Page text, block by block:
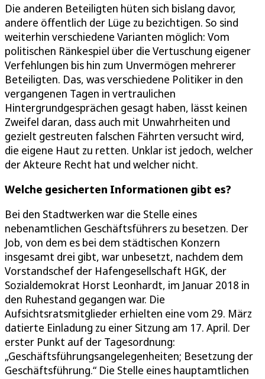
Die anderen Beteiligten hüten sich bislang davor,
andere öffentlich der Lüge zu bezichtigen. So sind
weiterhin verschiedene Varianten möglich: Vom
politischen Ränkespiel über die Vertuschung eigener
Verfehlungen bis hin zum Unvermögen mehrerer
Beteiligten. Das, was verschiedene Politiker in den
vergangenen Tagen in vertraulichen
Hintergrundgesprächen gesagt haben, lässt keinen
Zweifel daran, dass auch mit Unwahrheiten und
gezielt gestreuten falschen Fährten versucht wird,
die eigene Haut zu retten. Unklar ist jedoch, welcher
der Akteure Recht hat und welcher nicht.
Welche gesicherten Informationen gibt es?
Bei den Stadtwerken war die Stelle eines
nebenamtlichen Geschäftsführers zu besetzen. Der
Job, von dem es bei dem städtischen Konzern
insgesamt drei gibt, war unbesetzt, nachdem dem
Vorstandschef der Hafengesellschaft HGK, der
Sozialdemokrat Horst Leonhardt, im Januar 2018 in
den Ruhestand gegangen war. Die
Aufsichtsratsmitglieder erhielten eine vom 29. März
datierte Einladung zu einer Sitzung am 17. April. Der
erster Punkt auf der Tagesordnung:
„Geschäftsführungsangelegenheiten; Besetzung der
Geschäftsführung.“ Die Stelle eines hauptamtlichen